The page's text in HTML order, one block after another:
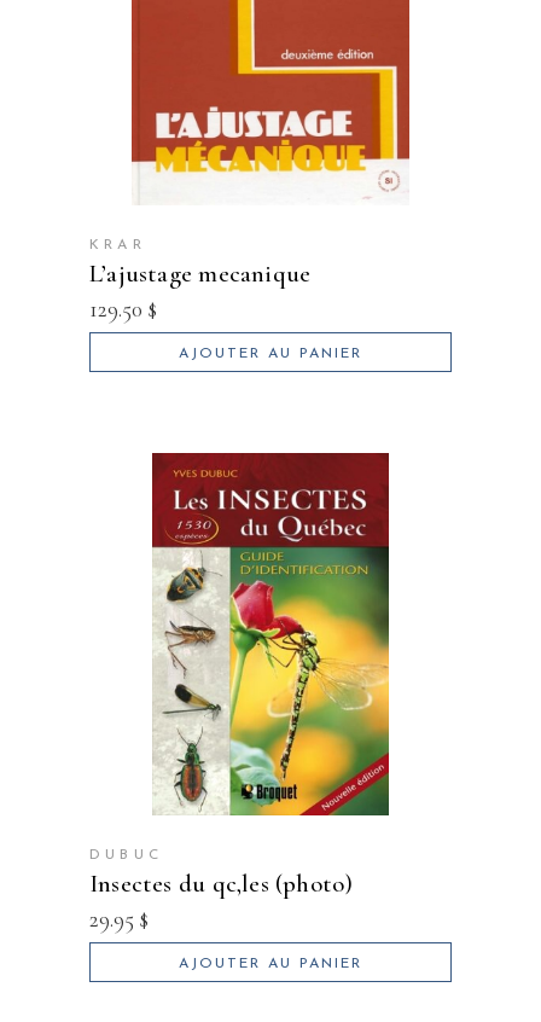
KRAR
l’ajustage mecanique
129.50 $
AJOUTER AU PANIER
DUBUC
insectes du qc,les (photo)
29.95 $
AJOUTER AU PANIER